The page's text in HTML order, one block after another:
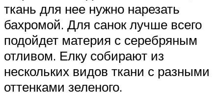
ткань для нее нужно нарезать
бахромой. Для санок лучше всего
подойдет материя с серебряным
отливом. Елку собирают из
нескольких видов ткани с разными
оттенками зеленого.